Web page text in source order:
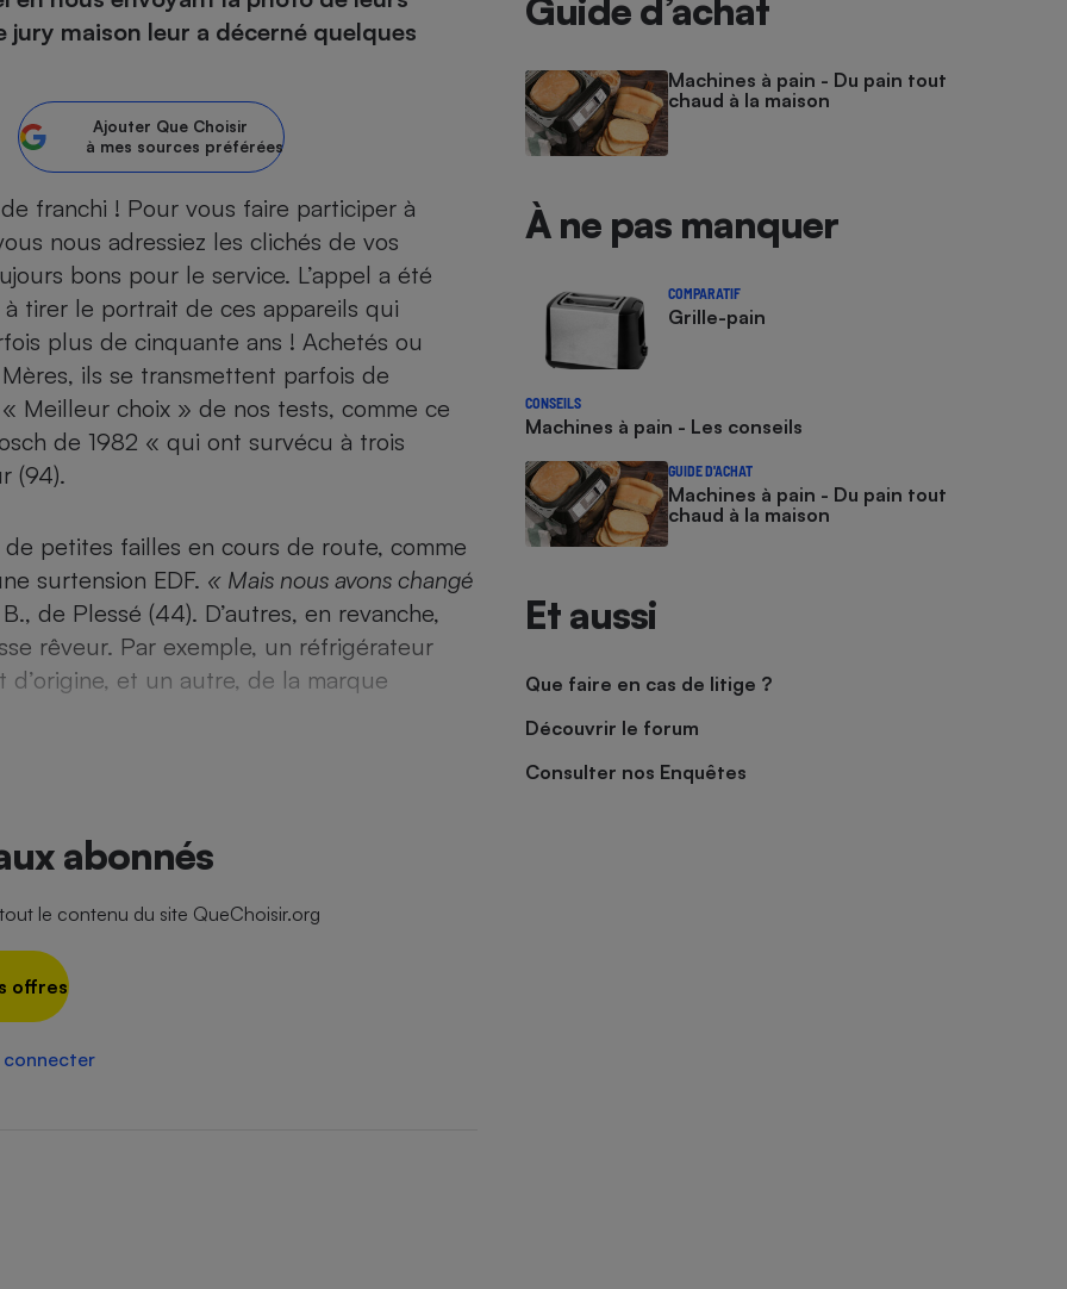
maison leur a décerné quelques
Ajouter Que Choisir
à mes sources préférées
franchi ! Pour vous faire participer à
nous adressiez les clichés de vos
bons pour le service. L’appel a été
tirer le portrait de ces appareils qui
plus de cinquante ans ! Achetés ou
ils se transmettent parfois de
Meilleur choix » de nos tests, comme ce
de 1982 « qui ont survécu à trois
(94).
petites failles en cours de route, comme
surtension EDF. « Mais nous avons changé
de Plessé (44). D’autres, en ­revanche,
rêveur. Par exemple, un ­réfrigérateur
et un autre, de la marque
abonnés
le contenu du site QueChoisir.org
offres
connecter
Guide d’achat
Machines à pain - Du pain tout
chaud à la maison
À ne pas manquer
COMPARATIF
Grille-pain
CONSEILS
Machines à pain - Les conseils
GUIDE D'ACHAT
Machines à pain - Du pain tout
chaud à la maison
Et aussi
Que faire en cas de litige ?
Découvrir le forum
Consulter nos Enquêtes
Circuits courts et
alimentation locale
Foie gras
- Comment choisir une
de champagne
sèche-linge
congélateur
mobile
Ustensile
Panneaux
photovoltaïques
smartphone
multifonction
portable
Ordinateur portable
nettoyeur haute
Poêle à granulés
mutuelle
des devis d’opticiens
santé
pour bébé